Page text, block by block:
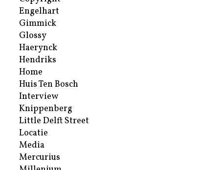
Engelhart
Gimmick
Glossy
Haerynck
Hendriks
Home
Huis Ten Bosch
Interview
Knippenberg
Little Delft Street
Locatie
Media
Mercurius